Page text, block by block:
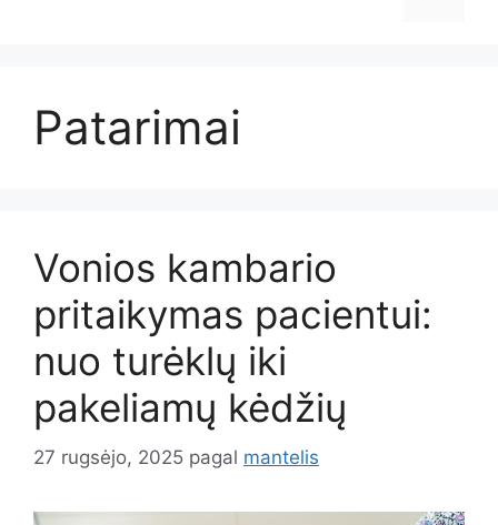
Patarimai
Vonios kambario
pritaikymas pacientui:
nuo turėklų iki
pakeliamų kėdžių
27 rugsėjo, 2025 pagal mantelis